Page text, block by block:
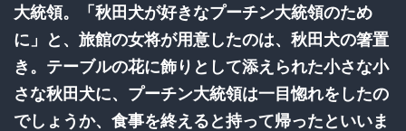
大統領。「秋田犬が好きなプーチン大統領のため
に」と、旅館の女将が用意したのは、秋田犬の箸置
き。テーブルの花に飾りとして添えられた小さな小
さな秋田犬に、プーチン大統領は一目惚れをしたの
でしょうか、食事を終えると持って帰ったといいま